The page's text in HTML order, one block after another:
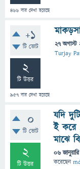
466 বার দেখা হয়েছে
+1
টি ভোট
2
টি উত্তর
957 বার দেখা হয়েছে
27 অগাস্ট
Turjay
0
টি ভোট
2
টি উত্তর
যদি
ই করে
মাঝে
06
করেছেন